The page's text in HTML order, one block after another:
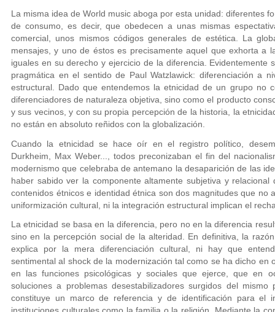
La misma idea de World music aboga por esta unidad: diferentes
de consumo, es decir, que obedecen a unas mismas
comercial, unos mismos códigos generales de estética. La
mensajes, y uno de éstos es precisamente aquel que exhorta a
iguales en su derecho y ejercicio de la diferencia.
pragmática en el sentido de Paul Watzlawick: diferenciación a
estructural. Dado que entendemos la etnicidad de un grupo no
diferenciadores de naturaleza objetiva, sino como el producto
y sus vecinos, y con su propia percepción de la historia, la
no están en absoluto reñidos con la globalización.
Cuando la etnicidad se hace oír en el registro político,
Durkheim, Max Weber..., todos preconizaban el fin del
modernismo que celebraba de antemano la desaparición de las
haber sabido ver la componente altamente subjetiva y
contenidos étnicos e identidad étnica son dos magnitudes que no
uniformización cultural, ni la integración estructural implican el
La etnicidad se basa en la diferencia, pero no en la diferencia
sino en la percepción social de la alteridad. En definitiva, la
explica por la mera diferenciación cultural, ni hay que
sentimental al shock de la modernización tal como se ha dicho en
en las funciones psicológicas y sociales que ejerce, que en
soluciones a problemas desestabilizadores surgidos del
constituye un marco de referencia y de identificación para el